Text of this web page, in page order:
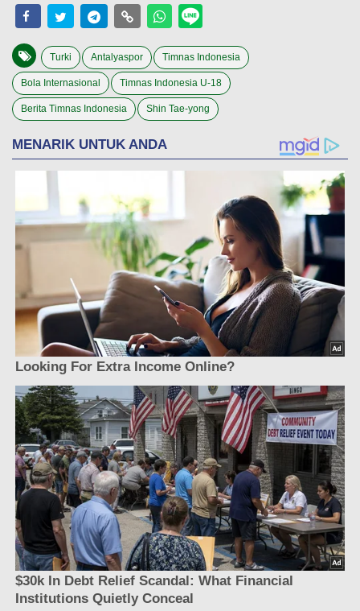
Turki Antalyaspor Timnas Indonesia
Bola Internasional Timnas Indonesia U-18
Berita Timnas Indonesia Shin Tae-yong